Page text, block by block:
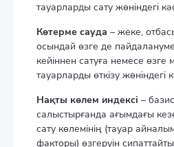
тауарларды сату жөнiндегi
Көтерме сауда – жеке,
осындай өзге де
кейiннен сатуға немесе өзге
тауарларды өткiзу жөнiндегi
Нақты көлем индексі –
салыстырғанда ағымдағы
сату көлемінің (тауар
факторы) өзгеруін